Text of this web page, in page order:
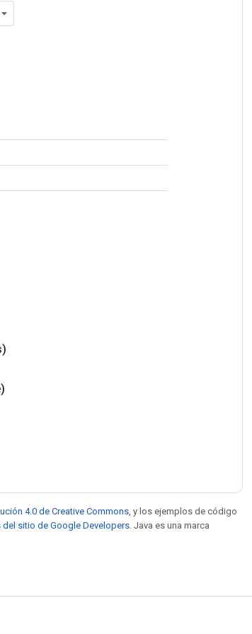
4.0 de Creative Commons , y los ejemplos de código
sitio de Google Developers . Java es una marca